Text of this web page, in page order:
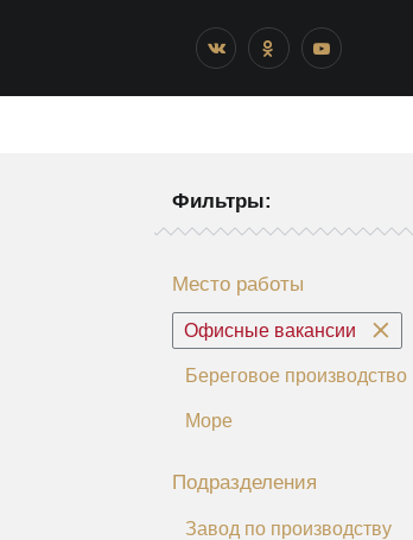
Фильтры:
Место работы
Офисные вакансии
Береговое производство
Море
Подразделения
Завод по производству